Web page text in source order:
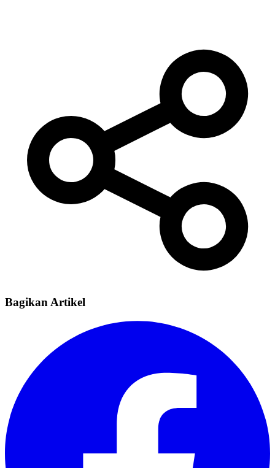
Bagikan Artikel